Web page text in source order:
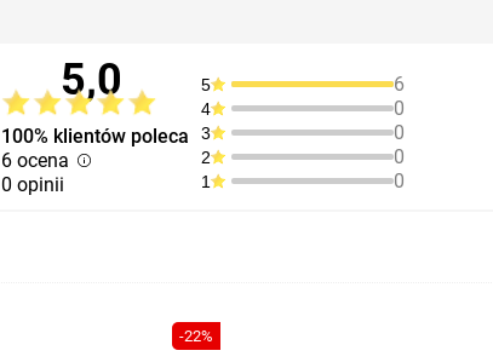
5,0
100% klientów poleca
6 ocena
0 opinii
5 6
4 0
3 0
2 0
1 0
-22%